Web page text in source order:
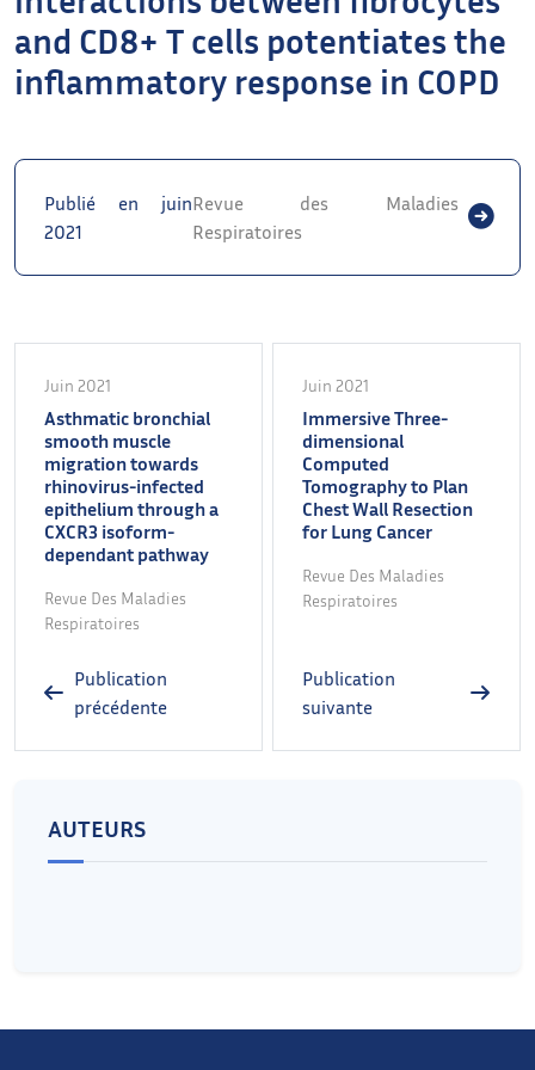
and CD8+ T cells potentiates the
inflammatory response in COPD
Publié en juin
2021
Revue des Maladies
Respiratoires
Juin 2021
Asthmatic bronchial
smooth muscle
migration towards
rhinovirus-infected
epithelium through a
CXCR3 isoform-
dependant pathway
Revue Des Maladies
Respiratoires
Publication
précédente
Juin 2021
Immersive Three-
dimensional
Computed
Tomography to Plan
Chest Wall Resection
for Lung Cancer
Revue Des Maladies
Respiratoires
Publication
suivante
AUTEURS